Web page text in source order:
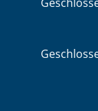
Klicken,